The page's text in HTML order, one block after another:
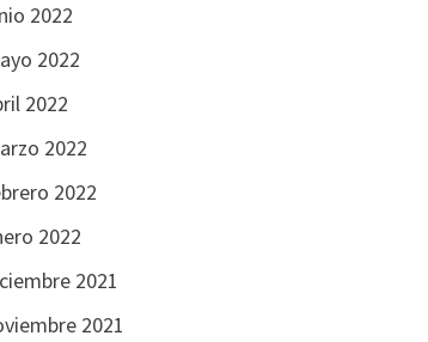
2022
2022
2022
2022
2022
2022
2021
2021